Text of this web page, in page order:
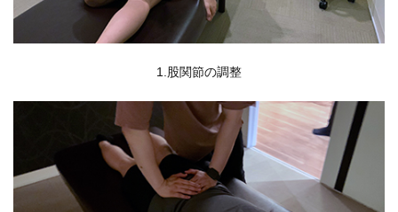
1.股関節の調整